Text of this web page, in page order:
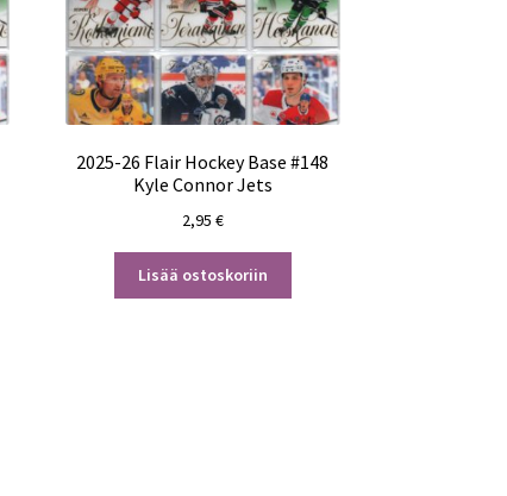
2025-26 Flair Hockey Base #148
Kyle Connor Jets
2,95 €
Lisää ostoskoriin